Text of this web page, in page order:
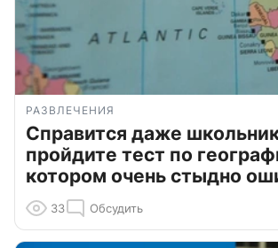
РАЗВЛЕЧЕНИЯ
Справится даже
пройдите тест по
котором очень стыдно
33 Обсудить